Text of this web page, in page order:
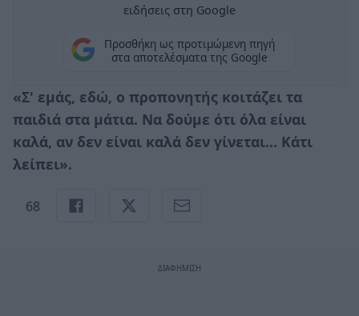
ειδήσεις στη Google
Προσθήκη ως προτιμώμενη πηγή
στα αποτελέσματα της Google
«Σ' εμάς, εδώ, ο προπονητής κοιτάζει τα
παιδιά στα μάτια. Να δούμε ότι όλα είναι
καλά, αν δεν είναι καλά δεν γίνεται... Κάτι
λείπει».
68